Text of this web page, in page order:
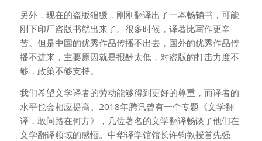
另外，现在的盗版猖獗，刚刚翻译出了一本畅销书，可能
刚下印厂盗版书就出来了。很多时候，译著比写作更辛
苦。但是中国的优秀作品传播不出去，国外的优秀作品传
播不进来，主要原因就是报酬太低，对盗版的打击力度不
够，政策不够支持。
我们希望文学译者的劳动能够得到更好的尊重，而译者的
水平也会相应提高。2018年腾讯曾有一个专题《文学翻
译，敢问路在何方》，几位著名的文学翻译畅谈了他们在
文学翻译领域的感悟。中华译学馆馆长许钧教授首先强